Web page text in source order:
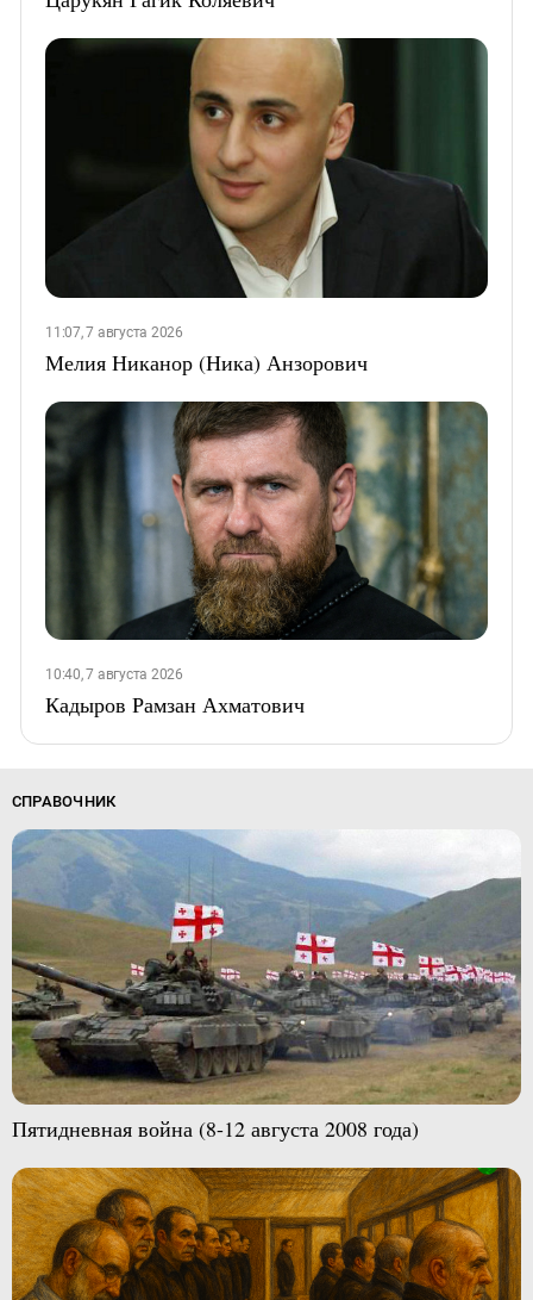
11:07, 7 августа 2026
Мелия Никанор (Ника) Анзорович
10:40, 7 августа 2026
Кадыров Рамзан Ахматович
СПРАВОЧНИК
Пятидневная война (8-12 августа 2008 года)